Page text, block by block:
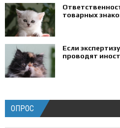
товарных
Если
проводят
ОПРОС